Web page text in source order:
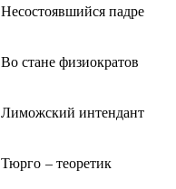
Несостоявшийся падре
Во стане физиократов
Лиможский интендант
Тюрго – теоретик